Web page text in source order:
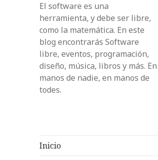
El software es una
herramienta, y debe ser libre,
como la matemática. En este
blog encontrarás Software
libre, eventos, programación,
diseño, música, libros y más. En
manos de nadie, en manos de
todes.
Inicio